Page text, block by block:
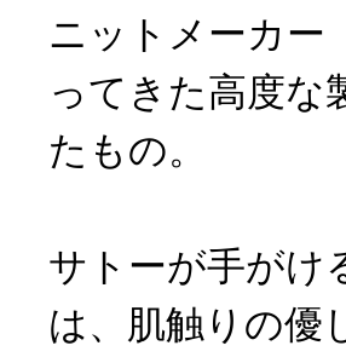
ニットメーカー
ってきた高度な
たもの。
サトーが手がけ
は、肌触りの優